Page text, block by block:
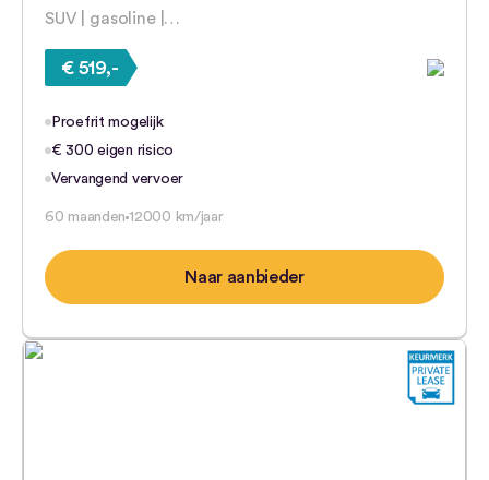
SUV | gasoline |…
€ 519,-
Proefrit mogelijk
€ 300 eigen risico
Vervangend vervoer
60 maanden 12000 km/jaar
Naar aanbieder